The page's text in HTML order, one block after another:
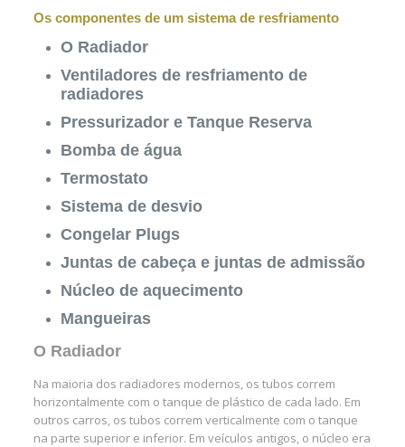
Os componentes de um sistema de resfriamento
O Radiador
Ventiladores de resfriamento de
radiadores
Pressurizador e Tanque Reserva
Bomba de água
Termostato
Sistema de desvio
Congelar Plugs
Juntas de cabeça e juntas de admissão
Núcleo de aquecimento
Mangueiras
O Radiador
Na maioria dos radiadores modernos, os tubos correm
horizontalmente com o tanque de plástico de cada lado. Em
outros carros, os tubos correm verticalmente com o tanque
na parte superior e inferior. Em veículos antigos, o núcleo era